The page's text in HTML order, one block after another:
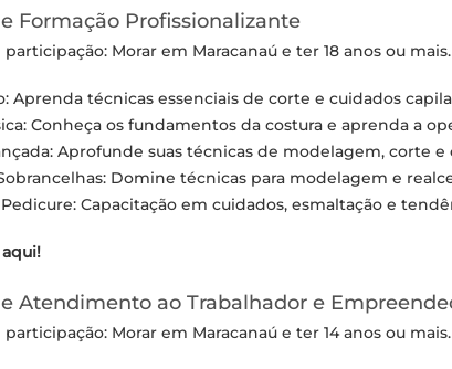
Formação Profissionalizante
Morar em Maracanaú e ter 18 anos ou mais.
Aprenda técnicas essenciais de corte e cuidados
Conheça os fundamentos da costura e aprenda a
Aprofunde suas técnicas de modelagem, corte e
Domine técnicas para modelagem e
Capacitação em cuidados, esmaltação e
Atendimento ao Trabalhador e
Morar em Maracanaú e ter 14 anos ou mais.